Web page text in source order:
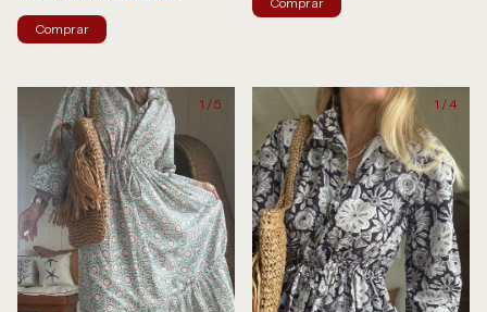
Comprar
1 / 5 1 /4